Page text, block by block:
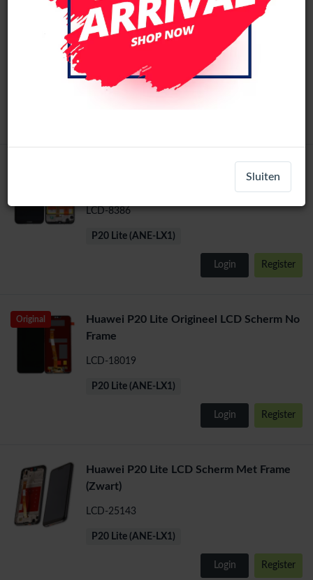
Huawei P20 Lite LCD Scherm No Frame
P20 Lite (ANE-LX1)
LCD-8386
P20 Lite (ANE-LX1)
Login Register
Original
Huawei P20 Lite Origineel LCD Scherm No
Frame
LCD-18019
P20 Lite (ANE-LX1)
Login Register
Huawei P20 Lite LCD Scherm Met Frame
(Zwart)
LCD-25143
P20 Lite (ANE-LX1)
Login Register
Sluiten